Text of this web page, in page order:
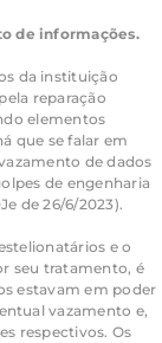
de informações.
da instituição
reparação
elementos
que se falar em
de dados
de engenharia
de 26/6/2023).
e o
seu tratamento, é
estavam em poder
vazamento e,
respectivos. Os